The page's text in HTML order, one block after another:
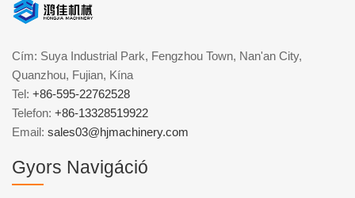
Cím: Suya Industrial Park, Fengzhou Town, Nan'an City,
Quanzhou, Fujian, Kína
Tel: +86-595-22762528
Telefon: +86-13328519922
Email: sales03@hjmachinery.com
Gyors Navigáció